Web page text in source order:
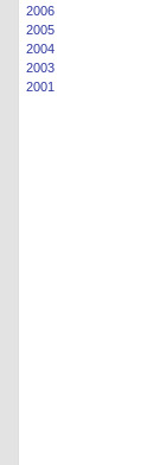
2006
2005
2004
2003
2001